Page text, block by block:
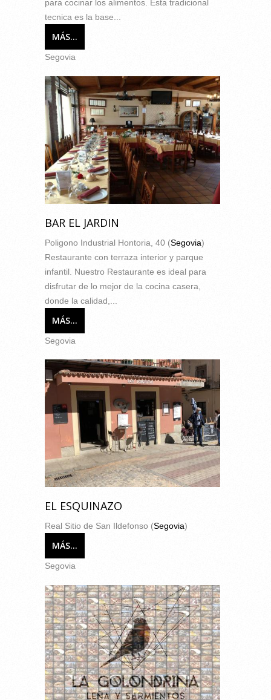
para cocinar los alimentos. Esta tradicional
tecnica es la base...
MÁS...
Segovia
BAR EL JARDIN
Poligono Industrial Hontoria, 40 (Segovia)
Restaurante con terraza interior y parque
infantil. Nuestro Restaurante es ideal para
disfrutar de lo mejor de la cocina casera,
donde la calidad,...
MÁS...
Segovia
EL ESQUINAZO
Real Sitio de San Ildefonso (Segovia)
MÁS...
Segovia